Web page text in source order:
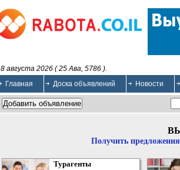
8 августа 2026 ( 25 Ава, 5786 ).
Главная
Доска объявлений Новости
Получить
Турагенты